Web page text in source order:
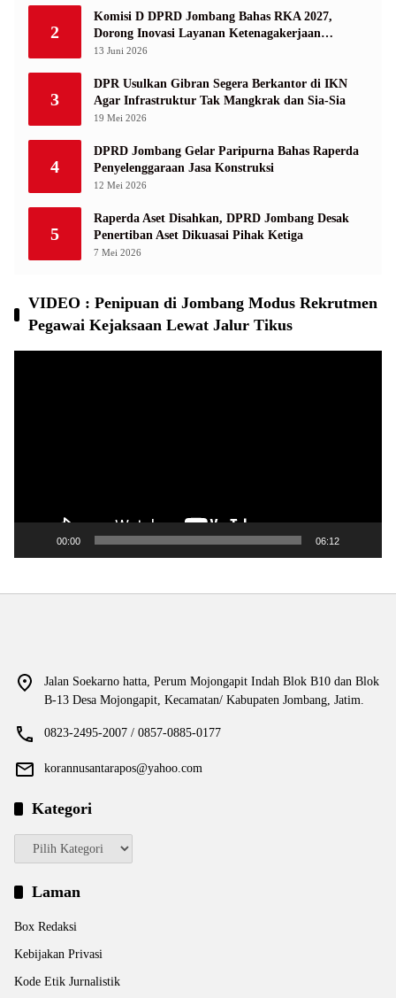
2
Komisi D DPRD Jombang Bahas RKA 2027,
Dorong Inovasi Layanan Ketenagakerjaan
Berbasis Desa
13 Juni 2026
3
DPR Usulkan Gibran Segera Berkantor di IKN
Agar Infrastruktur Tak Mangkrak dan Sia-Sia
19 Mei 2026
4
DPRD Jombang Gelar Paripurna Bahas Raperda
Penyelenggaraan Jasa Konstruksi
12 Mei 2026
5
Raperda Aset Disahkan, DPRD Jombang Desak
Penertiban Aset Dikuasai Pihak Ketiga
7 Mei 2026
VIDEO : Penipuan di Jombang Modus Rekrutmen
Pegawai Kejaksaan Lewat Jalur Tikus
00:00 06:12
Jalan Soekarno hatta, Perum Mojongapit Indah Blok B10 dan Blok
B-13 Desa Mojongapit, Kecamatan/ Kabupaten Jombang, Jatim.
0823-2495-2007 / 0857-0885-0177
korannusantarapos@yahoo.com
Kategori
Kategori
Laman
Box Redaksi
Kebijakan Privasi
Kode Etik Jurnalistik